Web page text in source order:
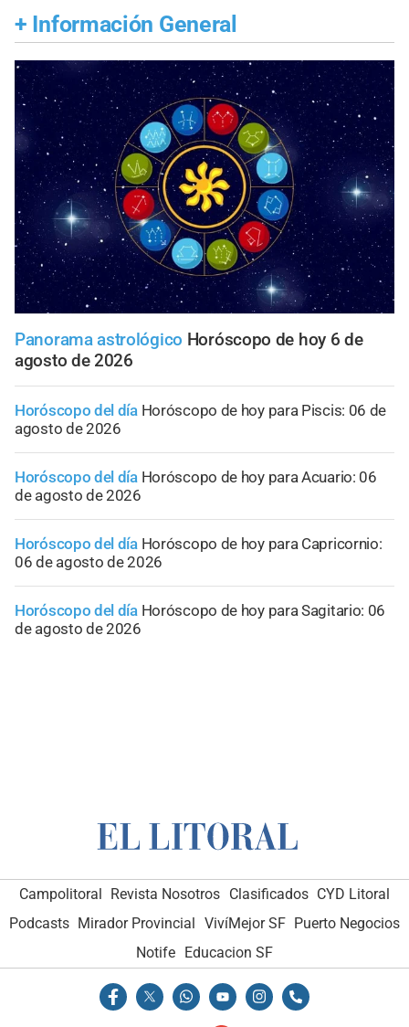
+ Información General
Panorama astrológico Horóscopo de hoy 6 de
agosto de 2026
Horóscopo del día Horóscopo de hoy para Piscis: 06 de
agosto de 2026
Horóscopo del día Horóscopo de hoy para Acuario: 06
de agosto de 2026
Horóscopo del día Horóscopo de hoy para Capricornio:
06 de agosto de 2026
Horóscopo del día Horóscopo de hoy para Sagitario: 06
de agosto de 2026
Campolitoral Revista Nosotros Clasificados CYD Litoral
Podcasts Mirador Provincial VivíMejor SF Puerto Negocios
Notife Educacion SF